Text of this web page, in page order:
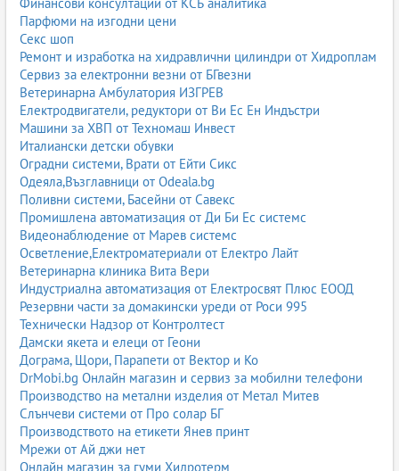
Финансови консултации от КСБ аналитика
Парфюми на изгодни цени
Секс шоп
Ремонт и изработка на хидравлични цилиндри от Хидроплам
Сервиз за електронни везни от БГвезни
Ветеринарна Амбулатория ИЗГРЕВ
Електродвигатели, редуктори от Ви Ес Ен Индъстри
Машини за ХВП от Техномаш Инвест
Италиански детски обувки
Оградни системи, Врати от Ейти Сикс
Одеяла,Възглавници от Odeala.bg
Поливни системи, Басейни от Савекс
Промишлена автоматизация от Ди Би Ес системс
Видеонаблюдение от Марев системс
Осветление,Електроматериали от Електро Лайт
Ветеринарна клиника Вита Вери
Индустриална автоматизация от Електросвят Плюс ЕООД
Резервни части за домакински уреди от Роси 995
Технически Надзор от Контролтест
Дамски якета и елеци от Геони
Дограма, Щори, Парапети от Вектор и Ко
DrMobi.bg Онлайн магазин и сервиз за мобилни телефони
Производство на метални изделия от Метал Митев
Слънчеви системи от Про солар БГ
Производството на етикети Янев принт
Мрежи от Ай джи нет
Онлайн магазин за гуми Хидротерм